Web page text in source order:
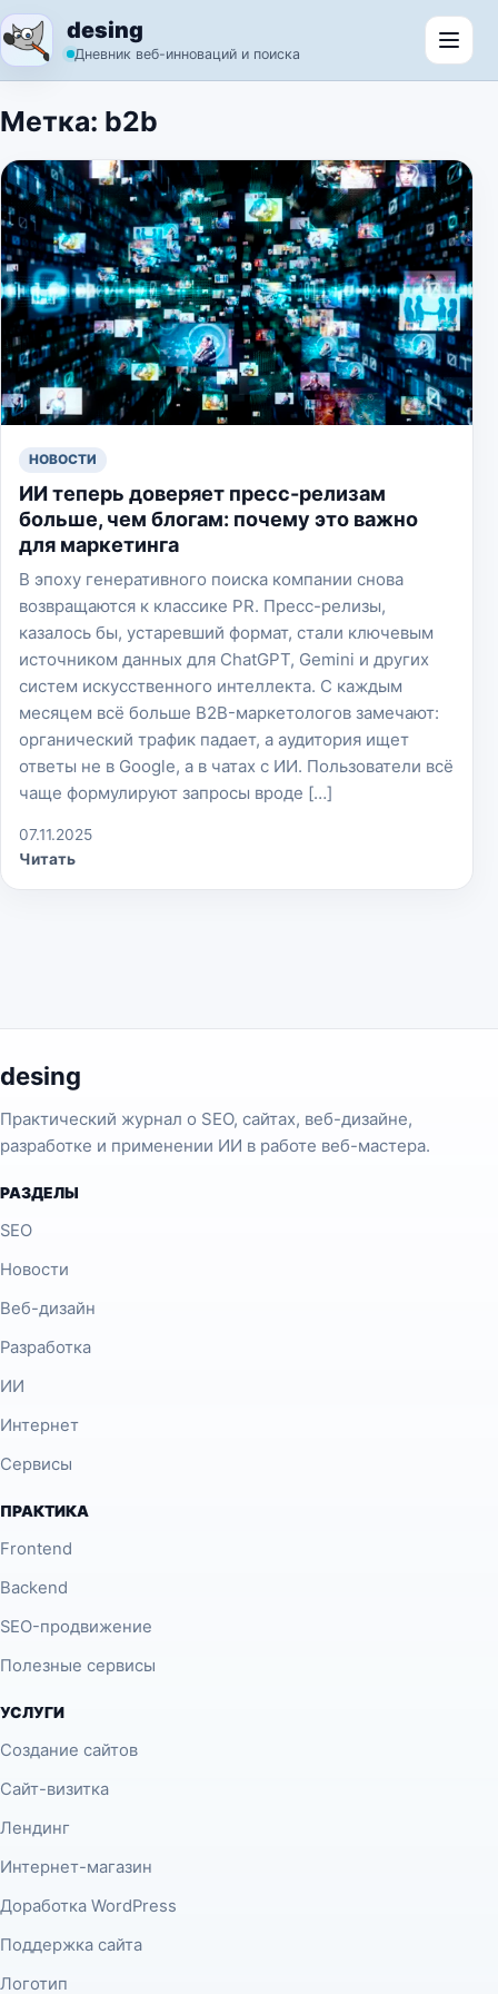
Перейти к содержимому
desing
Дневник веб-инноваций и поиска
Метка: b2b
НОВОСТИ
ИИ теперь доверяет пресс-релизам
больше, чем блогам: почему это важно
для маркетинга
В эпоху генеративного поиска компании снова
возвращаются к классике PR. Пресс-релизы,
казалось бы, устаревший формат, стали ключевым
источником данных для ChatGPT, Gemini и других
систем искусственного интеллекта. С каждым
месяцем всё больше B2B-маркетологов замечают:
органический трафик падает, а аудитория ищет
ответы не в Google, а в чатах с ИИ. Пользователи всё
чаще формулируют запросы вроде […]
07.11.2025
Читать
desing
Практический журнал о SEO, сайтах, веб-дизайне,
разработке и применении ИИ в работе веб-мастера.
РАЗДЕЛЫ
SEO
Новости
Веб-дизайн
Разработка
ИИ
Интернет
Сервисы
ПРАКТИКА
Frontend
Backend
SEO-продвижение
Полезные сервисы
УСЛУГИ
Создание сайтов
Сайт-визитка
Лендинг
Интернет-магазин
Доработка WordPress
Поддержка сайта
Логотип